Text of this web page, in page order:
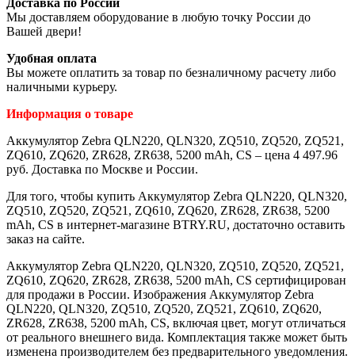
Мы доставляем оборудование в любую точку России до
Вашей двери!
Удобная оплата
Вы можете оплатить за товар по безналичному расчету либо
наличными курьеру.
Информация о товаре
Аккумулятор Zebra QLN220, QLN320, ZQ510, ZQ520, ZQ521,
ZQ610, ZQ620, ZR628, ZR638, 5200 mAh, CS – цена 4 497.96
руб. Доставка по Москве и России.
Для того, чтобы купить Аккумулятор Zebra QLN220, QLN320,
ZQ510, ZQ520, ZQ521, ZQ610, ZQ620, ZR628, ZR638, 5200
mAh, CS в интернет-магазине BTRY.RU, достаточно оставить
заказ на сайте.
Аккумулятор Zebra QLN220, QLN320, ZQ510, ZQ520, ZQ521,
ZQ610, ZQ620, ZR628, ZR638, 5200 mAh, CS сертифицирован
для продажи в России. Изображения Аккумулятор Zebra
QLN220, QLN320, ZQ510, ZQ520, ZQ521, ZQ610, ZQ620,
ZR628, ZR638, 5200 mAh, CS, включая цвет, могут отличаться
от реального внешнего вида. Комплектация также может быть
изменена производителем без предварительного уведомления.